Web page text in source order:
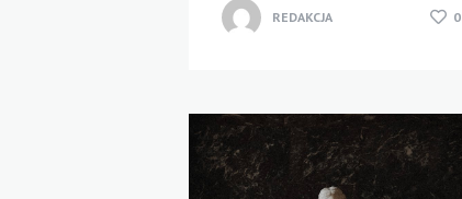
REDAKCJA 0